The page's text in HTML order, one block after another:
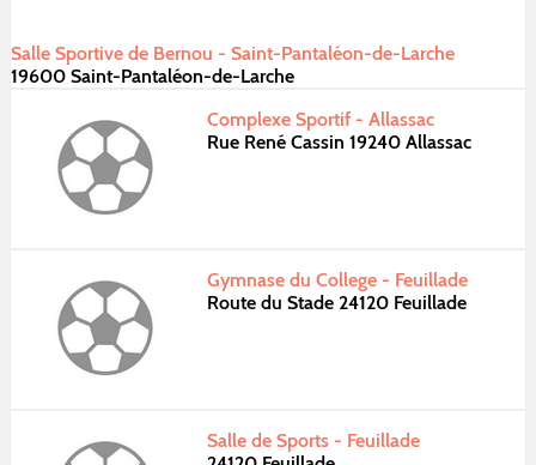
Salle Sportive de Bernou - Saint-Pantaléon-de-Larche
19600 Saint-Pantaléon-de-Larche
Complexe Sportif - Allassac
Rue René Cassin 19240 Allassac
Gymnase du College - Feuillade
Route du Stade 24120 Feuillade
Salle de Sports - Feuillade